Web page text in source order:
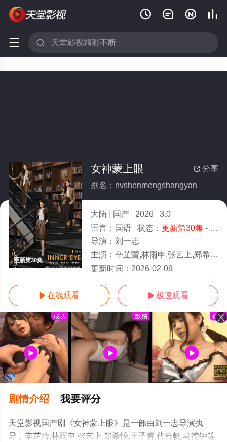
   
 
更新第30集
 分享
女神蒙上眼
别名：nvshenmengshangyan
大陆 国产 2026
3.0
语言： 国语 状态： 更新第30集- 免费观看
导演： 刘一志
主演： 辛芷蕾,林雨申,张艺上,郑希怡,王子睿,代云帆,马德钟
更新时间： 2026-02-09
 在线观看  极速观看
剧情介绍 我要评分
天堂影视国产剧《女神蒙上眼》是一部由刘一志导演执
导，辛芷蕾,林雨申,张艺上,郑希怡,王子睿,代云帆,马德钟等